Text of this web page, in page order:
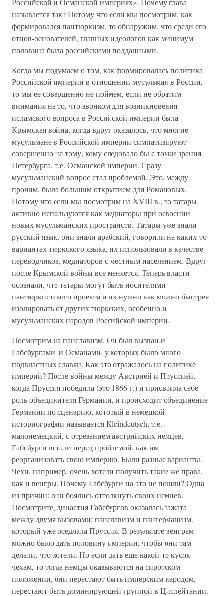
Российской и Османской империях». Почему глава
называется так? Потому что если мы посмотрим, как
формировался пантюркизм, то обнаружим, что среди его
отцов-основателей, главных идеологов как минимум
половина была российскими подданными.
Когда мы подумаем о том, как формировалась политика
Российской империи в отношении мусульман в России,
то мы ее совершенно не поймем, если не обратим
внимания на то, что звонком для возникновения
исламского вопроса в Российской империи была
Крымская война, когда вдруг оказалось, что многие
мусульмане в Российской империи симпатизируют
совершенно не тому, кому следовало бы с точки зрения
Петербурга, т.е. Османской империи. Сразу
мусульманский вопрос стал проблемой. Это, между
прочим, было большим открытием для Романовых.
Потому что если мы посмотрим на XVIII в., то татары
активно используются как медиаторы при освоении
новых мусульманских пространств. Татары уже знали
русский язык, они знали арабский, говорили на каких-то
вариантах тюркского языка, их использовали в качестве
переводчиков, медиаторов с местным населением. Вдруг
после Крымской войны все меняется. Теперь власти
осознали, что татары могут быть носителями
пантюркистского проекта и их нужно как можно быстрее
изолировать от других тюркских, особенно и
мусульманских народов Российской империи.
Посмотрим на панславизм. Он был вызван и
Габсбургами, и Османами, у которых было много
подвластных славян. Как это отражалось на политике
империй? После войны между Австрией и Пруссией,
когда Пруссия победила (это 1866 г.) и присвоила себе
роль объединителя Германии, и происходит объединение
Германии по сценарию, который в немецкой
историографии называется Kleindeutsch, т.е.
малонемецкий, с отрезанием австрийских немцев,
Габсбурги встали перед проблемой, как им
реорганизовать свою империю. Были разные варианты.
Чехи, например, очень хотели получить такие же права,
как и венгры. Почему Габсбурги на это не пошли? Одна
из причин: они боялись оттолкнуть своих немцев.
Посмотрите, династия Габсбургов оказалась зажата
между двумя вызовами: панславизм и пангерманизм,
который уже оседлала Пруссия. В результате венграм
можно было дать половину империи, чтобы они там
делали, что хотели. Но если дать еще какой-то кусок
чехам, то тогда немцы оказываются на сиротском
положении, они перестают быть имперским народом,
перестают быть доминирующей группой в Цислейтании.